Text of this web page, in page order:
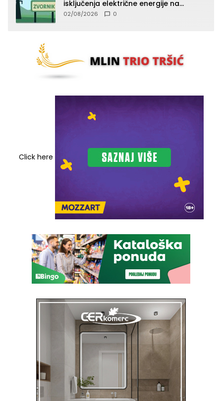
isključenja električne energije na
području TJ Zvornik
02/08/2026 0
Click here